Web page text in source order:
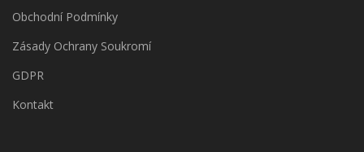
Obchodní Podmínky
Zásady Ochrany Soukromí
GDPR
Kontakt